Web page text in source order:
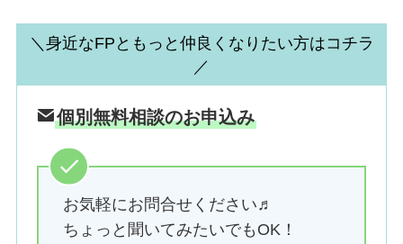
＼身近なFPともっと仲良くなりたい方はコチラ
／
個別無料相談のお申込み
お気軽にお問合せください♬
ちょっと聞いてみたいでもOK！